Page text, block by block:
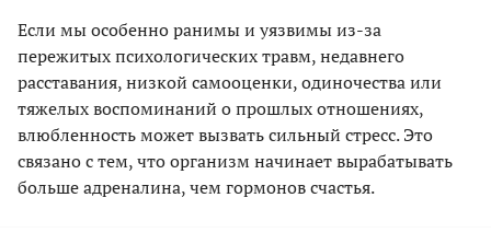
Если мы особенно ранимы и уязвимы из-за
пережитых психологических травм, недавнего
расставания, низкой самооценки, одиночества или
тяжелых воспоминаний о прошлых отношениях,
влюбленность может вызвать сильный стресс. Это
связано с тем, что организм начинает вырабатывать
больше адреналина, чем гормонов счастья.